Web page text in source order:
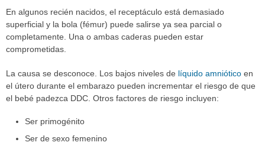
En algunos recién nacidos, el receptáculo está demasiado
superficial y la bola (fémur) puede salirse ya sea parcial o
completamente. Una o ambas caderas pueden estar
comprometidas.
La causa se desconoce. Los bajos niveles de líquido amniótico en
el útero durante el embarazo pueden incrementar el riesgo de que
el bebé padezca DDC. Otros factores de riesgo incluyen:
Ser primogénito
Ser de sexo femenino